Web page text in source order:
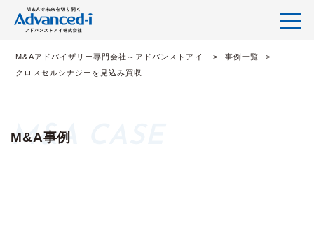
M&Aアドバイザリー専門会社～アドバンストアイ
事例一覧
クロスセルシナジーを見込み買収
M&A事例